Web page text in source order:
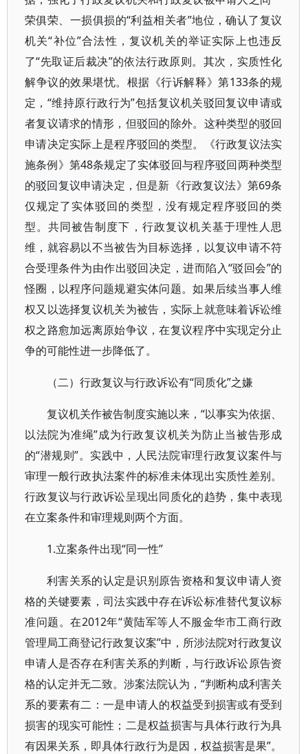
荣俱荣、一损俱损的“利益相关者”地位，确认了复议
机关“补位”合法性，复议机关的举证实际上也违反
了“先取证后裁决”的依法行政原则。其次，实质性化
解争议的效果堪忧。根据《行诉解释》第133条的规
定，“维持原行政行为”包括复议机关驳回复议申请或
者复议请求的情形，但驳回的除外。这种类型的驳回
申请决定实际上是程序驳回的类型。《行政复议法实
施条例》第48条规定了实体驳回与程序驳回两种类型
的驳回复议申请决定，但是新《行政复议法》第69条
仅规定了实体驳回的类型，没有规定程序驳回的类
型。共同被告制度下，行政复议机关基于理性人思
维，就容易以不当被告为目标选择，以复议申请不符
合受理条件为由作出驳回决定，进而陷入“驳回会”的
怪圈，以程序问题规避实体问题。如果后续当事人维
权又以选择复议机关为被告，实际上就意味着诉讼维
权之路愈加远离原始争议，在复议程序中实现定分止
争的可能性进一步降低了。
（二）行政复议与行政诉讼有“同质化”之嫌
复议机关作被告制度实施以来，“以事实为依据、
以法院为准绳”成为行政复议机关为防止当被告形成
的“潜规则”。实践中，人民法院审理行政复议案件与
审理一般行政执法案件的标准未体现出实质性差别。
行政复议与行政诉讼呈现出同质化的趋势，集中表现
在立案条件和审理规则两个方面。
1.立案条件出现“同一性”
利害关系的认定是识别原告资格和复议申请人资
格的关键要素，司法实践中存在诉讼标准替代复议标
准问题。在2012年“黄陆军等人不服金华市工商行政
管理局工商登记行政复议案”中，所涉法院对行政复议
申请人是否存在利害关系的判断，与行政诉讼原告资
格的认定并无二致。涉案法院认为，“判断构成利害关
系的要素有二：一是申请人的权益受到损害或有受到
损害的现实可能性；二是权益损害与具体行政行为具
有因果关系，即具体行政行为是因，权益损害是果”。